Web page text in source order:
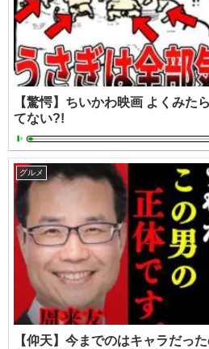
【驚愕】ちいかわ映画 よくみた
てない?!
グルメ
【仰天】今までのはキャラだっ